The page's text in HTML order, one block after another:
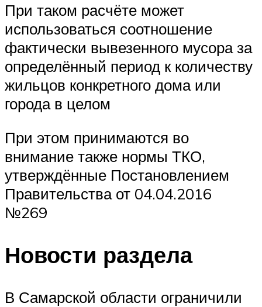
При таком расчёте может
использоваться соотношение
фактически вывезенного мусора за
определённый период к количеству
жильцов конкретного дома или
города в целом
При этом принимаются во
внимание также нормы ТКО,
утверждённые Постановлением
Правительства от 04.04.2016
№269
Новости раздела
В Самарской области ограничили